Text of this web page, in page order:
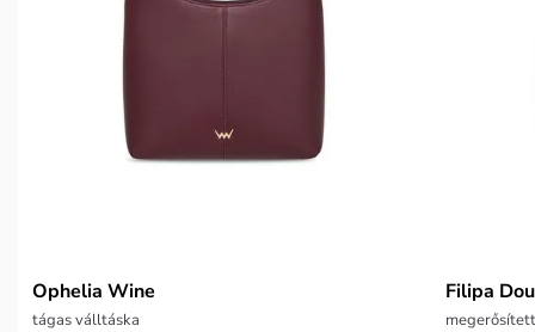
Ophelia Wine
tágas válltáska
Filipa